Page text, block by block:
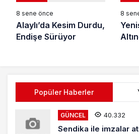
8 sene önce
Alaylı’da Kesim Durdu,
Endişe Sürüyor
8
Popüler Haberler
GÜNCEL 40.332
Sendika ile imzalar